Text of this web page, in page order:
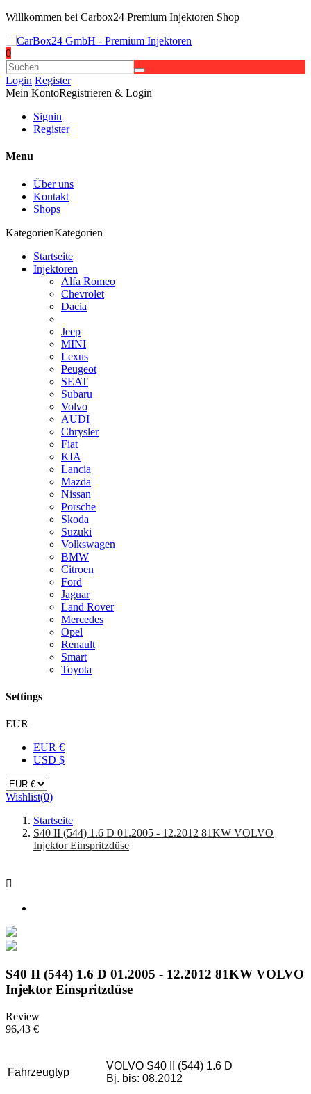
Willkommen bei Carbox24 Premium Injektoren Shop
0
Login Register
Mein KontoRegistrieren & Login
Signin
Register
Menu
Über uns
Kontakt
Shops
KategorienKategorien
Startseite
Injektoren
Alfa Romeo
Chevrolet
Dacia
Jeep
MINI
Lexus
Peugeot
SEAT
Subaru
Volvo
AUDI
Chrysler
Fiat
KIA
Lancia
Mazda
Nissan
Porsche
Skoda
Suzuki
Volkswagen
BMW
Citroen
Ford
Jaguar
Land Rover
Mercedes
Opel
Renault
Smart
Toyota
Settings
EUR
EUR €
USD $
Wishlist(0)
Startseite
S40 II (544) 1.6 D 01.2005 - 12.2012 81KW VOLVO
Injektor Einspritzdüse

S40 II (544) 1.6 D 01.2005 - 12.2012 81KW VOLVO
Injektor Einspritzdüse
Review
96,43 €
Fahrzeugtyp
VOLVO S40 II (544) 1.6 D
Bj. bis: 08.2012